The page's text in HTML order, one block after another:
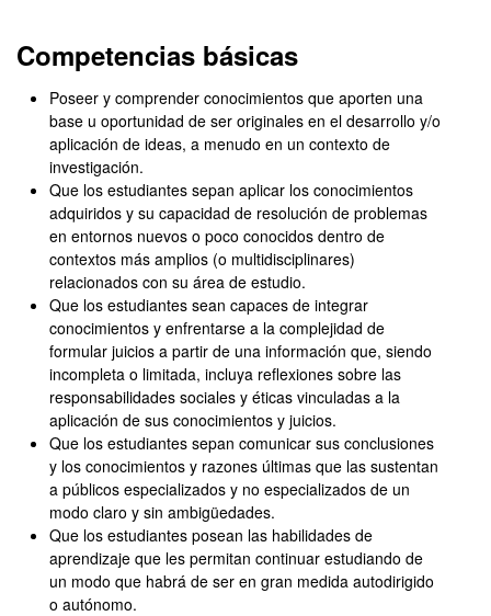
Competencias básicas
Poseer y comprender conocimientos que aporten una
base u oportunidad de ser originales en el desarrollo y/o
aplicación de ideas, a menudo en un contexto de
investigación.
Que los estudiantes sepan aplicar los conocimientos
adquiridos y su capacidad de resolución de problemas
en entornos nuevos o poco conocidos dentro de
contextos más amplios (o multidisciplinares)
relacionados con su área de estudio.
Que los estudiantes sean capaces de integrar
conocimientos y enfrentarse a la complejidad de
formular juicios a partir de una información que, siendo
incompleta o limitada, incluya reflexiones sobre las
responsabilidades sociales y éticas vinculadas a la
aplicación de sus conocimientos y juicios.
Que los estudiantes sepan comunicar sus conclusiones
y los conocimientos y razones últimas que las sustentan
a públicos especializados y no especializados de un
modo claro y sin ambigüedades.
Que los estudiantes posean las habilidades de
aprendizaje que les permitan continuar estudiando de
un modo que habrá de ser en gran medida autodirigido
o autónomo.